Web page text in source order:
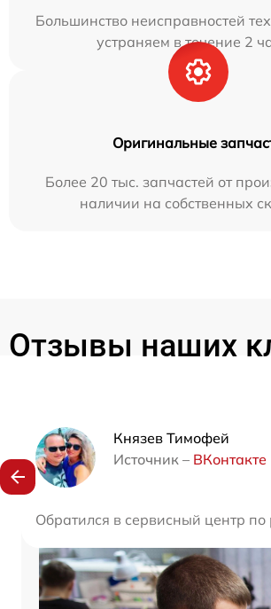
Большинство неисправностей
устраняем в течение 2
Оригинальные
Более 20 тыс. запчастей от
наличии на собственных
Отзывы наших
Князев Тимофей
Источник – ВКонтакте
Обратился в сервисный центр
Наши